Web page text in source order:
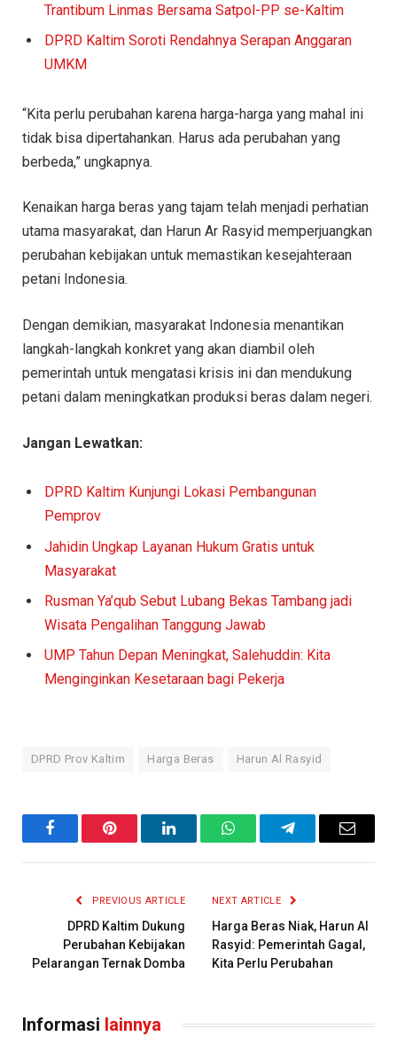
Trantibum Linmas Bersama Satpol-PP se-Kaltim
DPRD Kaltim Soroti Rendahnya Serapan Anggaran
UMKM
“Kita perlu perubahan karena harga-harga yang mahal ini
tidak bisa dipertahankan. Harus ada perubahan yang
berbeda,” ungkapnya.
Kenaikan harga beras yang tajam telah menjadi perhatian
utama masyarakat, dan Harun Ar Rasyid memperjuangkan
perubahan kebijakan untuk memastikan kesejahteraan
petani Indonesia.
Dengan demikian, masyarakat Indonesia menantikan
langkah-langkah konkret yang akan diambil oleh
pemerintah untuk mengatasi krisis ini dan mendukung
petani dalam meningkatkan produksi beras dalam negeri.
Jangan Lewatkan:
DPRD Kaltim Kunjungi Lokasi Pembangunan
Pemprov
Jahidin Ungkap Layanan Hukum Gratis untuk
Masyarakat
Rusman Ya’qub Sebut Lubang Bekas Tambang jadi
Wisata Pengalihan Tanggung Jawab
UMP Tahun Depan Meningkat, Salehuddin: Kita
Menginginkan Kesetaraan bagi Pekerja
DPRD Prov Kaltim Harga Beras Harun Al Rasyid
FacebookPinterest LinkedInWhatsAppTelegramEmail
PREVIOUS ARTICLE
DPRD Kaltim Dukung
Perubahan Kebijakan
Pelarangan Ternak Domba
NEXT ARTICLE
Harga Beras Niak, Harun Al
Rasyid: Pemerintah Gagal,
Kita Perlu Perubahan
Informasi lainnya